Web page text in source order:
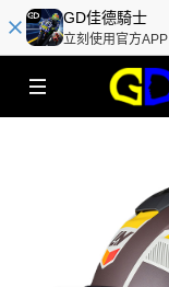
GD佳德騎士
立刻使用官方APP